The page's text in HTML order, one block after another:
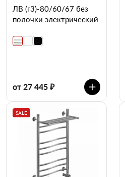
ЛВ (г3)-80/60/67 без
полочки электрический
от 27 445 ₽
SALE